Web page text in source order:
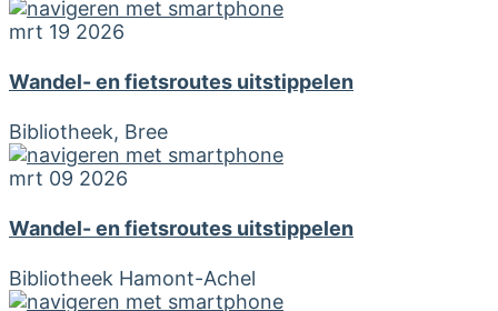
mrt 19 2026
Wandel- en fietsroutes uitstippelen
Bibliotheek, Bree
mrt 09 2026
Wandel- en fietsroutes uitstippelen
Bibliotheek Hamont-Achel